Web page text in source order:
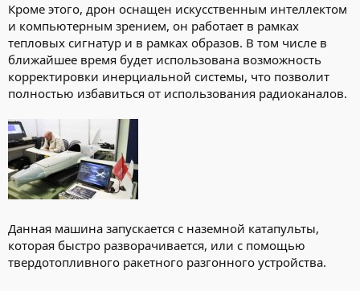
Кроме этого, дрон оснащен искусственным интеллектом
и компьютерным зрением, он работает в рамках
тепловых сигнатур и в рамках образов. В том числе в
ближайшее время будет использована возможность
корректировки инерциальной системы, что позволит
полностью избавиться от использования радиоканалов.
Данная машина запускается с наземной катапульты,
которая быстро разворачивается, или с помощью
твердотопливного ракетного разгонного устройства.